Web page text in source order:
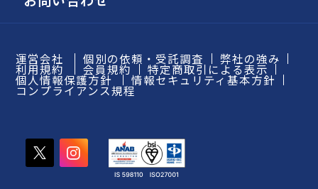
運営会社 個別の依頼・受託調査 弊社の強み
利用規約 会員規約 特定商取引による表示
個人情報保護方針 情報セキュリティ基本方針
コンプライアンス規程